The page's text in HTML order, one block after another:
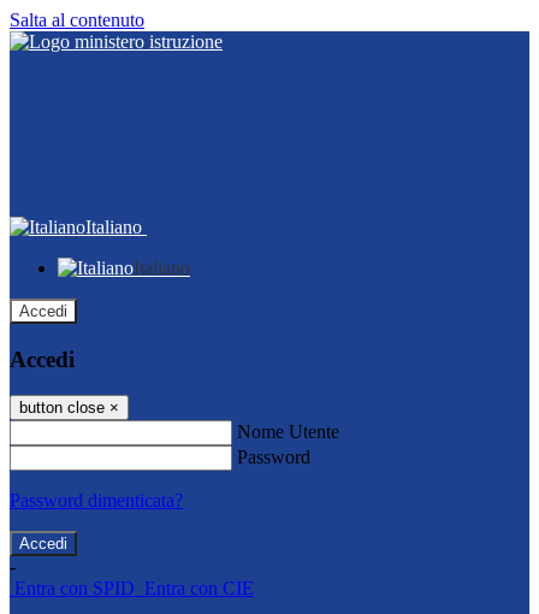
Salta al contenuto
Italiano
Italiano
Accedi
Accedi
button close ×
Nome Utente
Password
Password dimenticata?
-
Entra con SPID Entra con CIE